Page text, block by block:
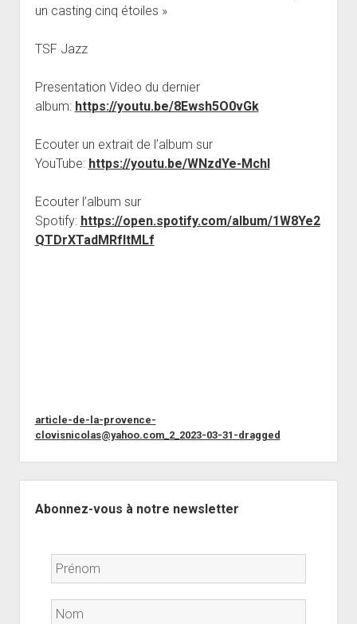
un casting cinq étoiles »
TSF Jazz
Presentation Video du dernier
album: https://youtu.be/8Ewsh5O0vGk
Ecouter un extrait de l’album sur
YouTube: https://youtu.be/WNzdYe-MchI
Ecouter l’album sur
Spotify: https://open.spotify.com/album/1W8Ye2
QTDrXTadMRfItMLf
article-de-la-provence-
clovisnicolas@yahoo.com_2_2023-03-31-dragged
Abonnez-vous à notre newsletter